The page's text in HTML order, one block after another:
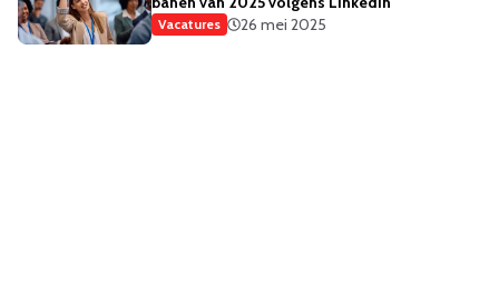
Vacatures 26 mei 2025